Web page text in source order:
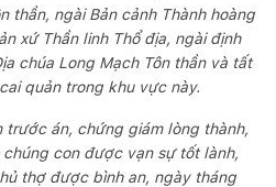
thần, ngài Bản cảnh Thành hoàng
xứ Thần linh Thổ địa, ngài định
chúa Long Mạch Tôn thần và tất
quản trong khu vực này.
trước án, chứng giám lòng thành,
con được vạn sự tốt lành,
thợ được bình an, ngày tháng